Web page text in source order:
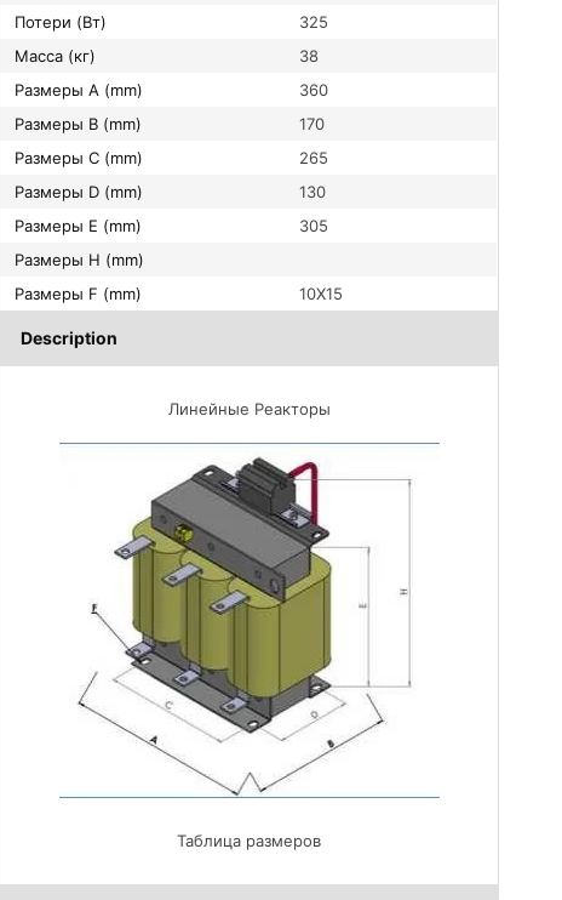
Потери (Вт)
325
Масса (кг)
38
Размеры A (mm)
360
Размеры B (mm)
170
Размеры C (mm)
265
Размеры D (mm)
130
Размеры E (mm)
305
Размеры H (mm)
Размеры F (mm)
10X15
Description
Линейные Реакторы
Таблица размеров